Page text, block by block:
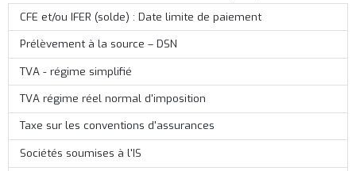
CFE et/ou IFER (solde) : Date limite de paiement
Prélèvement à la source – DSN
TVA - régime simplifié
TVA régime réel normal d'imposition
Taxe sur les conventions d'assurances
Sociétés soumises à l'IS